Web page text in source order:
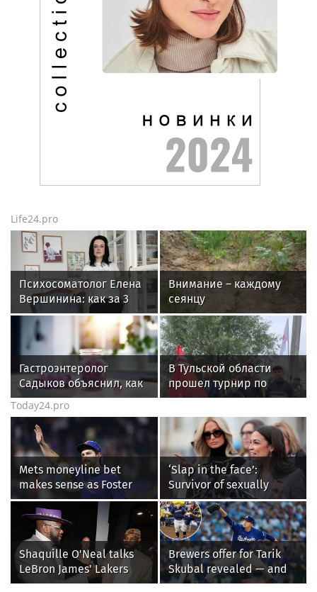
Life24.pro
Психосоматолог Елена
Вершинина: как за 3
минуты вернуть себе
равновесие
Внимание – каждому
сеянцу
Гастроэнтеролог
Садыков объяснил, как
сахар в рационе
ускоряет изнашивание
тканей
В Тульской области
прошел турнир по
рыбной ловле среди
железнодорожников
Today24.pro
Mets moneyline bet
makes sense as Foster
Griffin faces first start
with Cleveland
Guardians
‘Slap in the face’:
Survivor of sexually
explicit deepfakes
lashes out over
Republicans stalling on
AOC’s AI crimes bill
Shaquille O'Neal talks
LeBron James' Lakers
legacy, why his new 76ers
Brewers offer for Tarik
Skubal revealed — and
it’s better than the